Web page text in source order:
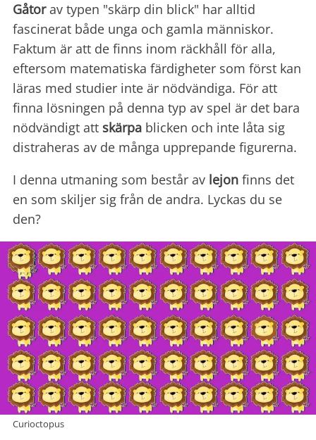
Gåtorav typen "skärp din blick" har alltid
fascinerat både unga och gamla människor.
Faktum är att de finns inom räckhåll för alla,
eftersom matematiska färdigheter som först kan
läras med studier inte är nödvändiga. För att
finna lösningen på denna typ av spel är det bara
nödvändigt att skärpa blicken och inte låta sig
distraheras av de många upprepande figurerna.
I denna utmaning som består av lejon finns det
en som skiljer sig från de andra. Lyckas du se
den?
Curioctopus